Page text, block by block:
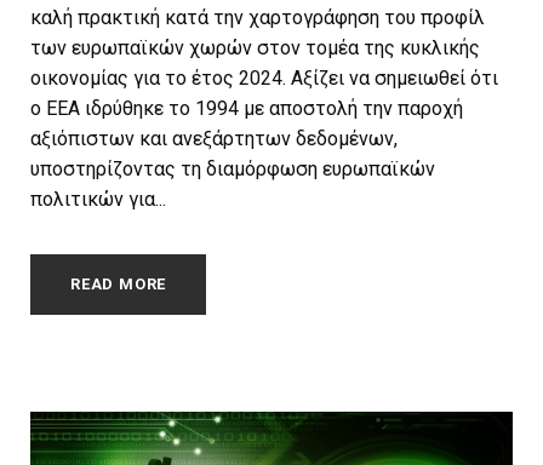
καλή πρακτική κατά την χαρτογράφηση του προφίλ
των ευρωπαϊκών χωρών στον τομέα της κυκλικής
οικονομίας για το έτος 2024. Αξίζει να σημειωθεί ότι
ο EEA ιδρύθηκε το 1994 με αποστολή την παροχή
αξιόπιστων και ανεξάρτητων δεδομένων,
υποστηρίζοντας τη διαμόρφωση ευρωπαϊκών
πολιτικών για...
READ MORE